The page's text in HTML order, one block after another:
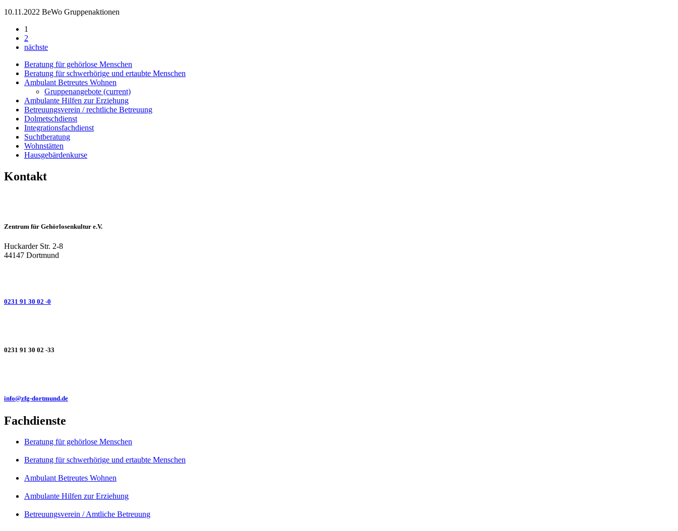
10.11.2022 BeWo Gruppenaktionen
1
2
nächste
Beratung für gehörlose Menschen
Beratung für schwerhörige und ertaubte Menschen
Ambulant Betreutes Wohnen
Gruppenangebote (current)
Ambulante Hilfen zur Erziehung
Betreuungsverein / rechtliche Betreuung
Dolmetschdienst
Integrationsfachdienst
Suchtberatung
Wohnstätten
Hausgebärdenkurse
Kontakt
Zentrum für Gehörlosenkultur e.V.
Huckarder Str. 2-8
44147 Dortmund
0231 91 30 02 -0
0231 91 30 02 -33
info@zfg-dortmund.de
Fachdienste
Beratung für gehörlose Menschen
Beratung für schwerhörige und ertaubte Menschen
Ambulant Betreutes Wohnen
Ambulante Hilfen zur Erziehung
Betreuungsverein / Amtliche Betreuung